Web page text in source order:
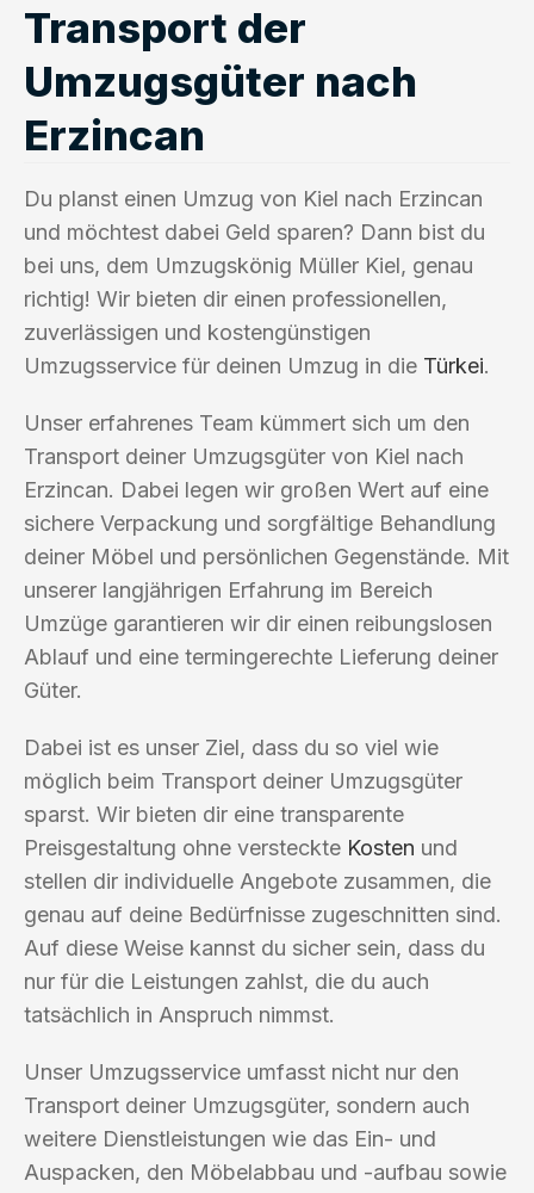
Transport der
Umzugsgüter nach
Erzincan
Du planst einen Umzug von Kiel nach Erzincan
und möchtest dabei Geld sparen? Dann bist du
bei uns, dem Umzugskönig Müller Kiel, genau
richtig! Wir bieten dir einen professionellen,
zuverlässigen und kostengünstigen
Umzugsservice für deinen Umzug in die Türkei.
Unser erfahrenes Team kümmert sich um den
Transport deiner Umzugsgüter von Kiel nach
Erzincan. Dabei legen wir großen Wert auf eine
sichere Verpackung und sorgfältige Behandlung
deiner Möbel und persönlichen Gegenstände. Mit
unserer langjährigen Erfahrung im Bereich
Umzüge garantieren wir dir einen reibungslosen
Ablauf und eine termingerechte Lieferung deiner
Güter.
Dabei ist es unser Ziel, dass du so viel wie
möglich beim Transport deiner Umzugsgüter
sparst. Wir bieten dir eine transparente
Preisgestaltung ohne versteckte Kosten und
stellen dir individuelle Angebote zusammen, die
genau auf deine Bedürfnisse zugeschnitten sind.
Auf diese Weise kannst du sicher sein, dass du
nur für die Leistungen zahlst, die du auch
tatsächlich in Anspruch nimmst.
Unser Umzugsservice umfasst nicht nur den
Transport deiner Umzugsgüter, sondern auch
weitere Dienstleistungen wie das Ein- und
Auspacken, den Möbelabbau und -aufbau sowie